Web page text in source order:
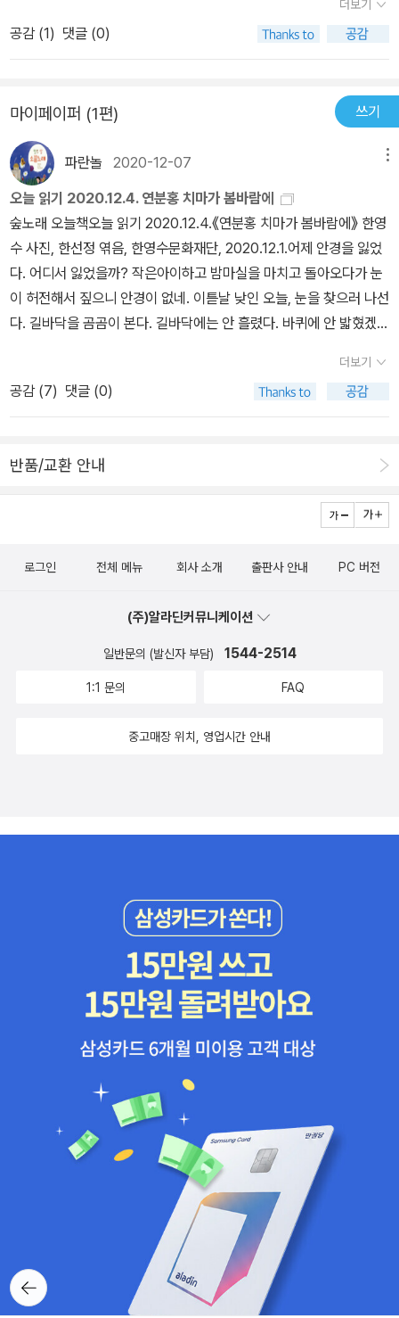
더보기
공감 (1) 댓글 (0)
마이페이퍼 (1편) 쓰기
파란놀 2020-12-07
오늘 읽기 2020.12.4. 연분홍 치마가 봄바람에
숲노래 오늘책오늘 읽기 2020.12.4.《연분홍 치마가 봄바람에》 한영
수 사진, 한선정 엮음, 한영수문화재단, 2020.12.1.어제 안경을 잃었
다. 어디서 잃었을까? 작은아이하고 밤마실을 마치고 돌아오다가 눈
이 허전해서 짚으니 안경이 없네. 이튿날 낮인 오늘, 눈을 찾으러 나선
다. 길바닥을 곰곰이 본다. 길바닥에는 안 흘렸다. 바퀴에 안 밟혔겠구
지를 두르고 달림이를 몬다. 바람을 가른다. 뭐 달림이를 몰 적뿐 아니
라 이불빨래를 할 적에도 깡똥바지를 입어야지. 우리 팔다리는 햇볕
을 쬐고 싶어한다. 우리 팔다리는 맑게 흐르는 물을 맨살로 누리고 싶
싶다. 《연분홍 치마가 봄바람에》를 넘긴다. 속에 깃든 빛꽃은 까망하
온누리에 이 바알간 빛깔인 꽃이 참 많다. 꽃빛을 담고 싶어 배롱꽃빛
도 어울리지만 사내한테도 어울린다. 누구한테나 어울린다. 진달래가
이름이어도 이 꽃빛이 얼마나 고운가 들여다보면 좋겠다. 가을날 살
살이꽃도 이 바알간 꽃으로 물들곤 한다. 바알갛게 영근 빛꽃책에 ‘눈
더보기
공감 (7) 댓글 (0)
반품/교환 안내
뒤로가
기
로그인 전체 메뉴 회사 소개 출판사 안내 PC 버전
(주)알라딘커뮤니케이션
일반문의 (발신자 부담) 1544-2514
1:1 문의 FAQ
중고매장 위치, 영업시간 안내